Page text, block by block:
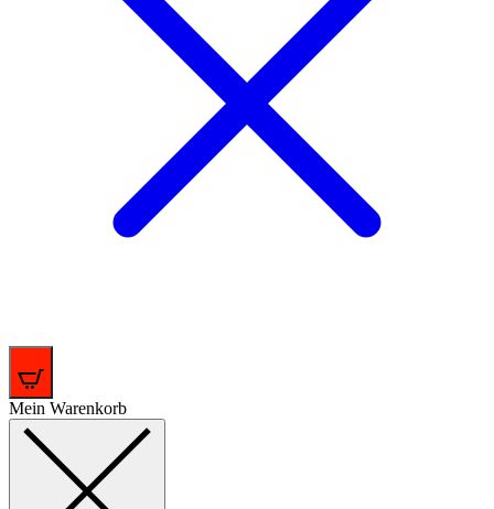
Mein Warenkorb